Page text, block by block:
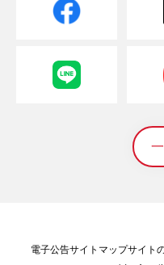
電子公告サイトマップサイト